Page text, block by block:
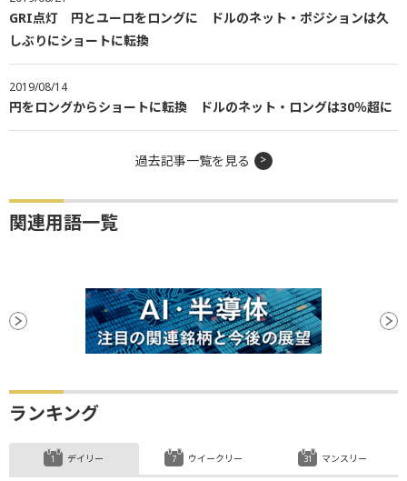
GRI点灯 円とユーロをロングに ドルのネット・ポジションは久
しぶりにショートに転換
2019/08/14
円をロングからショートに転換 ドルのネット・ロングは30％超に
過去記事一覧を見る
関連用語一覧
ランキング
デイリー ウイークリー マンスリー